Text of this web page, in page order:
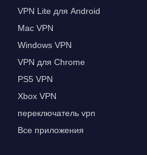
VPN Lite для Android
Mac VPN
Windows VPN
VPN для Chrome
PS5 VPN
Xbox VPN
переключатель vpn
Все приложения